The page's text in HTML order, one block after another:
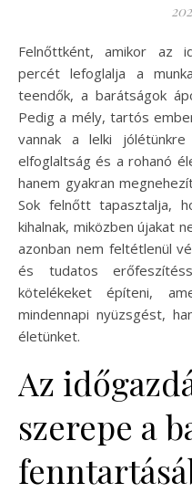
Felnőttként, amikor az időbeosztásunk szinte minden
percét lefoglalja a
teendők, a barátságok
Pedig a mély, tartós
vannak a lelki
elfoglaltság és a rohanó
hanem gyakran
Sok felnőtt tapasztalja,
kihalnak, miközben újakat
azonban nem feltétlenül
és tudatos
kötelékeket építeni,
mindennapi nyüzsgést,
életünket.
Az
szerepe a